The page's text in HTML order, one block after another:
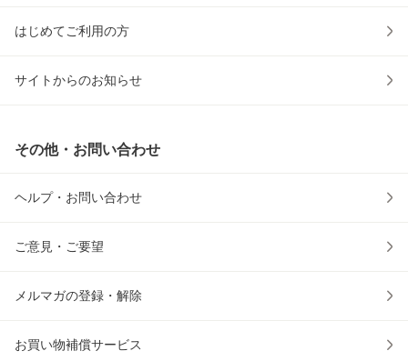
はじめてご利用の方
サイトからのお知らせ
その他・お問い合わせ
ヘルプ・お問い合わせ
ご意見・ご要望
メルマガの登録・解除
お買い物補償サービス